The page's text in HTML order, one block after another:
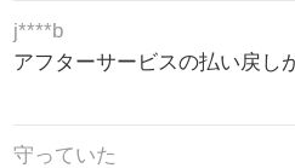
j****b
アフターサービスの払い戻し
守っていた